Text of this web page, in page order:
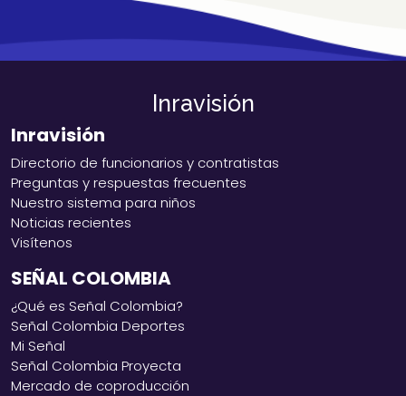
Inravisión
Inravisión
Directorio de funcionarios y contratistas
Preguntas y respuestas frecuentes
Nuestro sistema para niños
Noticias recientes
Visítenos
SEÑAL COLOMBIA
¿Qué es Señal Colombia?
Señal Colombia Deportes
Mi Señal
Señal Colombia Proyecta
Mercado de coproducción